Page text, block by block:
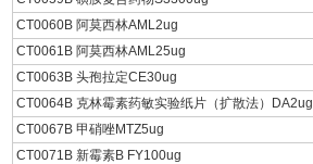
CT0060B 阿莫西林AML2ug
CT0061B 阿莫西林AML25ug
CT0063B 头孢拉定CE30ug
CT0064B 克林霉素药敏实验纸片（扩散法）DA2ug
CT0067B 甲硝唑MTZ5ug
CT0071B 新霉素B FY100ug